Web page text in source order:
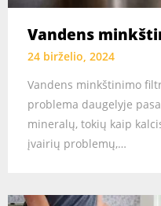
Vandens
24 birželio, 2024
Vandens minkštinimo
problema daugelyje
mineralų, tokių kaip
įvairių problemų,…